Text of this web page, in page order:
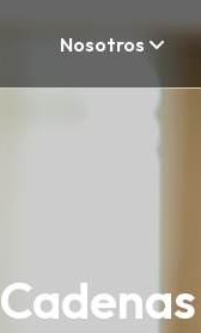
Nosotros